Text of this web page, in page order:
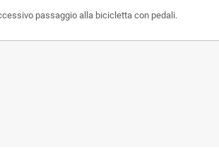
passaggio alla bicicletta con pedali.